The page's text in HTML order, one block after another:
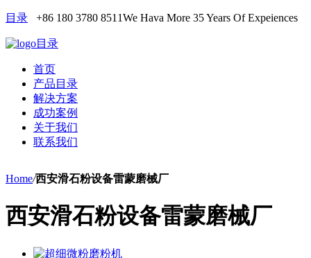
目录 +86 180 3780 8511We Hava More 35 Years Of Expeiences
目录
首页
产品目录
解决方案
成功案例
关于我们
联系我们
Home/西安滑石粉设备雷蒙磨械厂
西安滑石粉设备雷蒙磨械厂